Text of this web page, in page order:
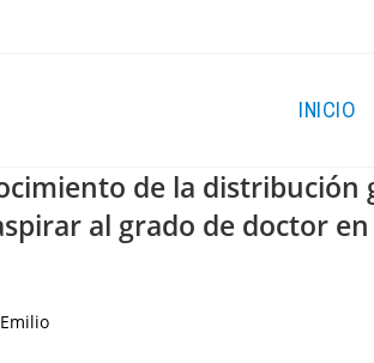
INICIO
de la distribución
al grado de doctor